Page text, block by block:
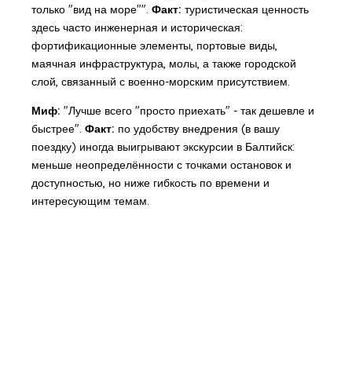
только "вид на море"". Факт: туристическая ценность
здесь часто инженерная и историческая:
фортификационные элементы, портовые виды,
маячная инфраструктура, молы, а также городской
слой, связанный с военно-морским присутствием.
Миф: "Лучше всего "просто приехать" - так дешевле и
быстрее". Факт: по удобству внедрения (в вашу
поездку) иногда выигрывают экскурсии в Балтийск:
меньше неопределённости с точками остановок и
доступностью, но ниже гибкость по времени и
интересующим темам.